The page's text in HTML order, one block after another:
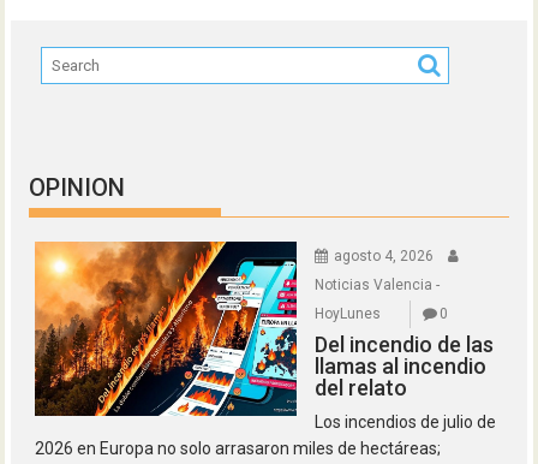
OPINION
agosto 4, 2026
Noticias Valencia -
HoyLunes
0
Del incendio de las
llamas al incendio
del relato
Los incendios de julio de
2026 en Europa no solo arrasaron miles de hectáreas;